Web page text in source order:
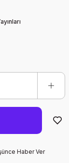
Haber Ver